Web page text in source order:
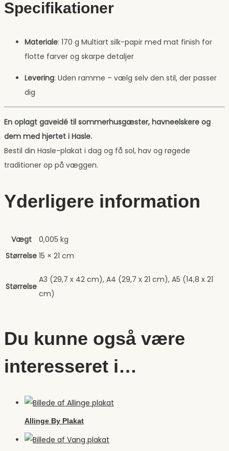
Specifikationer
Materiale: 170 g Multiart silk-papir med mat finish for
flotte farver og skarpe detaljer
Levering: Uden ramme – vælg selv den stil, der passer
dig
En oplagt gaveidé til sommerhusgæster, havneelskere og
dem med hjertet i Hasle.
Bestil din Hasle-plakat i dag og få sol, hav og røgede
traditioner op på væggen.
Yderligere information
Vægt
0,005 kg
Størrelse 15 × 21 cm
Størrelse
A3 (29,7 x 42 cm), A4 (29,7 x 21 cm), A5 (14,8 x 21
cm)
Du kunne også være
interesseret i…
Allinge By Plakat